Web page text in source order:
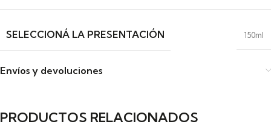
SELECCIONÁ LA PRESENTACIÓN 150ml
Envíos y devoluciones
PRODUCTOS RELACIONADOS